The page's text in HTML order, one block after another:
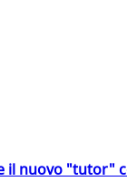
il nuovo "tutor"